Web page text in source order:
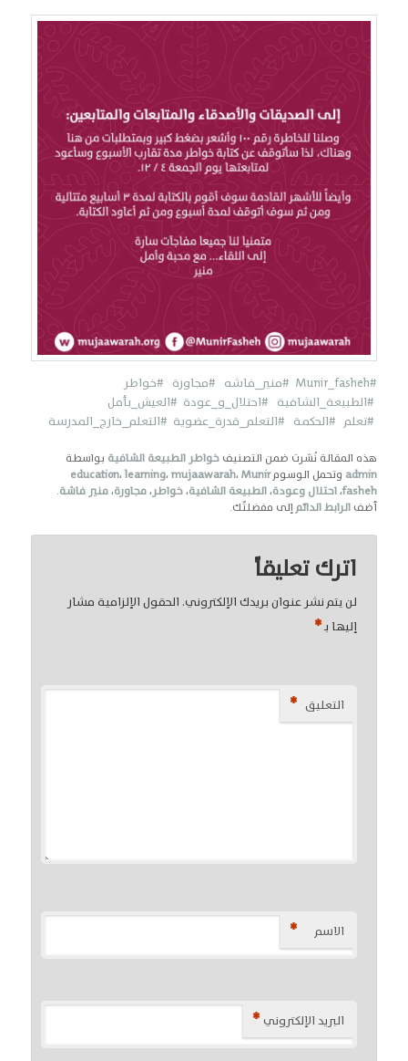
#Munir_fasheh #منير_فاشه #مجاورة
#خواطر
#الطبيعة_الشافية #احتلال_و_عودة #العيش_بأمل
#تعلم
#الحكمة #التعلم_قدرة_عضوية #التعلم_خارج_المدرسة
هذه المقالة نُشرت ضمن التصنيفخواطر الطبيعة الشافية بواسطة
admin وتحمل الوسوم education،learning،mujaawarah،Munir
fasheh،احتلال وعودة،الطبيعة الشافية،خواطر،مجاورة،منير فاشة.
أضفالرابط الدائم إلى مفضلتّك.
اترك تعليقاً
لن يتم نشر عنوان بريدك الإلكتروني. الحقول الإلزامية مشار
إليها بـ*
التعليق *
الاسم *
البريد الإلكتروني *